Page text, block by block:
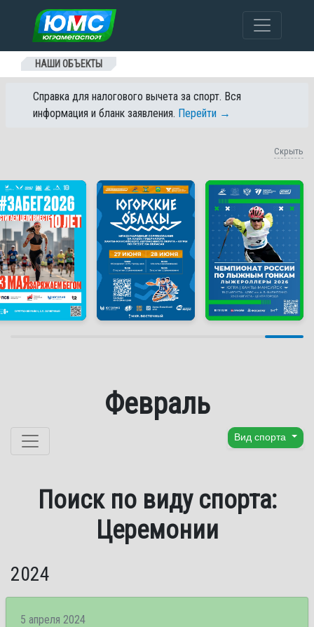
Перейти к содержанию
НАШИ ОБЪЕКТЫ
Справка для налогового вычета за спорт. Вся
информация и бланк заявления. Перейти →
Скрыть
Февраль
Перейти к содержанию Вид спорта
Поиск по виду спорта:
Церемонии
2024
5 апреля 2024